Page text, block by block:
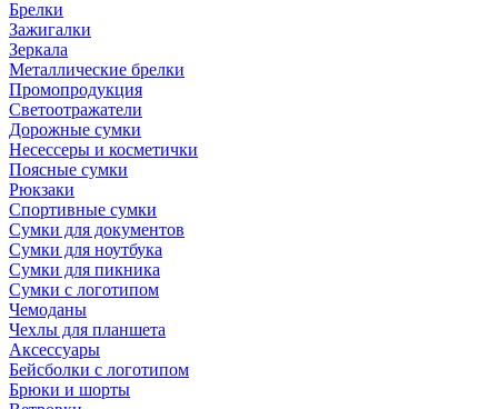
Брелки
Зажигалки
Зеркала
Металлические брелки
Промопродукция
Светоотражатели
Дорожные сумки
Несессеры и косметички
Поясные сумки
Рюкзаки
Спортивные сумки
Сумки для документов
Сумки для ноутбука
Сумки для пикника
Сумки с логотипом
Чемоданы
Чехлы для планшета
Аксессуары
Бейсболки с логотипом
Брюки и шорты